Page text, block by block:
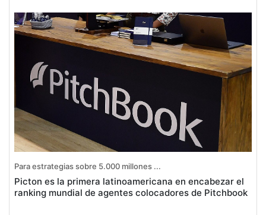
Para estrategias sobre 5.000 millones ...
Picton es la primera latinoamericana en encabezar el
ranking mundial de agentes colocadores de Pitchbook